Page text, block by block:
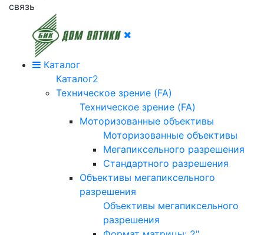
связь
Каталог
Каталог2
Техническое зрение (FA)
Техническое зрение (FA)
Моторизованные объективы
Моторизованные объективы
Мегапиксельного разрешения
Стандартного разрешения
Объективы мегапиксельного
разрешения
Объективы мегапиксельного
разрешения